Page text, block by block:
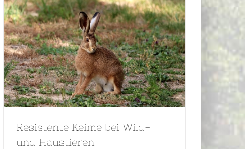
Resistente Keime bei Wild-
und Haustieren